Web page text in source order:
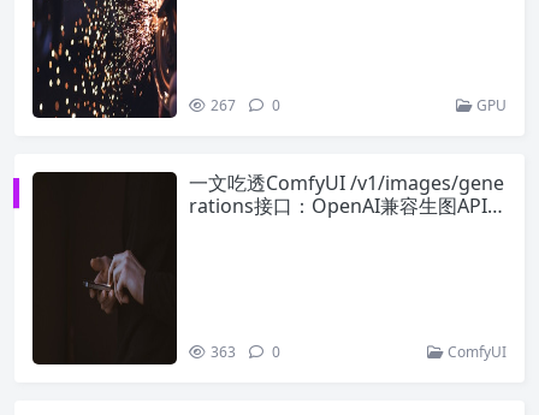
267 0 GPU
一文吃透ComfyUI /v1/images/gene
rations接口：OpenAI兼容生图API全
363 0 ComfyUI